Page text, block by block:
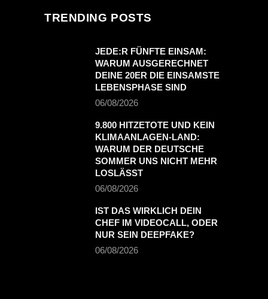
TRENDING POSTS
JEDE:R FÜNFTE EINSAM:
WARUM AUSGERECHNET
DEINE 20ER DIE EINSAMSTE
LEBENSPHASE SIND
06/08/2026
9.800 HITZETOTE UND KEIN
KLIMAANLAGEN-LAND:
WARUM DER DEUTSCHE
SOMMER UNS NICHT MEHR
LOSLÄSST
06/08/2026
IST DAS WIRKLICH DEIN
CHEF IM VIDEOCALL, ODER
NUR SEIN DEEPFAKE?
06/08/2026